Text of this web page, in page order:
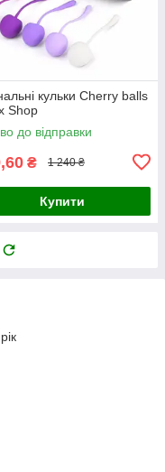
кульки Cherry balls
Shop
до відправки
₴ 1 240 ₴
Купити